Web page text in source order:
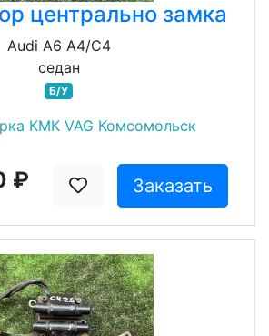
центрально замка
Audi A6 A4/C4
седан
Б/У
КМК VAG Комсомольск
₽ Заказать